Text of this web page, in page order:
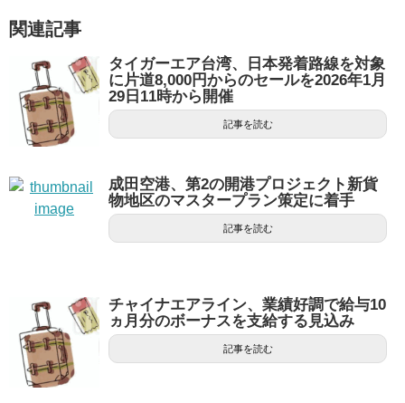
関連記事
タイガーエア台湾、日本発着路線を対象
に片道8,000円からのセールを2026年1月
29日11時から開催
記事を読む
成田空港、第2の開港プロジェクト新貨
物地区のマスタープラン策定に着手
記事を読む
チャイナエアライン、業績好調で給与10
ヵ月分のボーナスを支給する見込み
記事を読む